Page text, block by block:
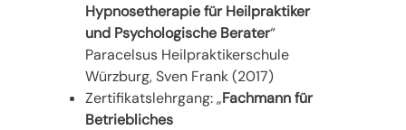
Hypnosetherapie für Heilpraktiker
und Psychologische Berater“
Paracelsus Heilpraktikerschule
Würzburg, Sven Frank (2017)
Zertifikatslehrgang: „Fachmann für
Betriebliches